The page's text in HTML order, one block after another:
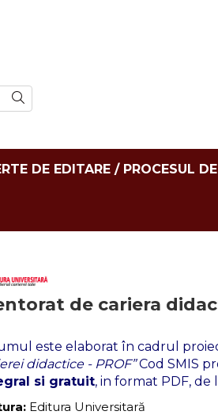
DE EDITARE / PROCESUL
de cariera
este elaborat în cadrul
didactice - PROF”Cod SMIS
si gratuit, in format PDF, de
Editura Universitară